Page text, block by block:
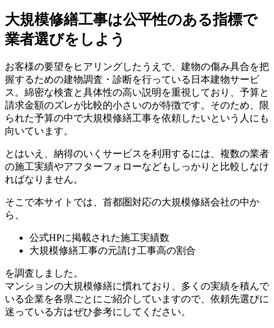
大規模修繕工事は公平性のある指標で
業者選びをしよう
お客様の要望をヒアリングしたうえで、建物の傷み具合を把
握するための建物調査・診断を行っている日本建物サービ
ス。綿密な検査と具体性の高い説明を重視しており、 予算と
請求金額のズレが比較的小さいのが特徴です。そのため、限
られた予算の中で大規模修繕工事を依頼したいという人にも
向いています。
とはいえ、納得のいくサービスを利用するには、複数の業者
の施工実績やアフターフォローなどもしっかりと比較しなけ
ればなりません。
そこで本サイトでは、首都圏対応の大規模修繕会社の中か
ら、
公式HPに掲載された施工実績数
大規模修繕工事の元請け工事高の割合
を調査しました。
マンションの大規模修繕に慣れており、多くの実績を積んで
いる企業を各県ごとにご紹介していますので、依頼先選びに
迷っている方はぜひ参考にしてください。